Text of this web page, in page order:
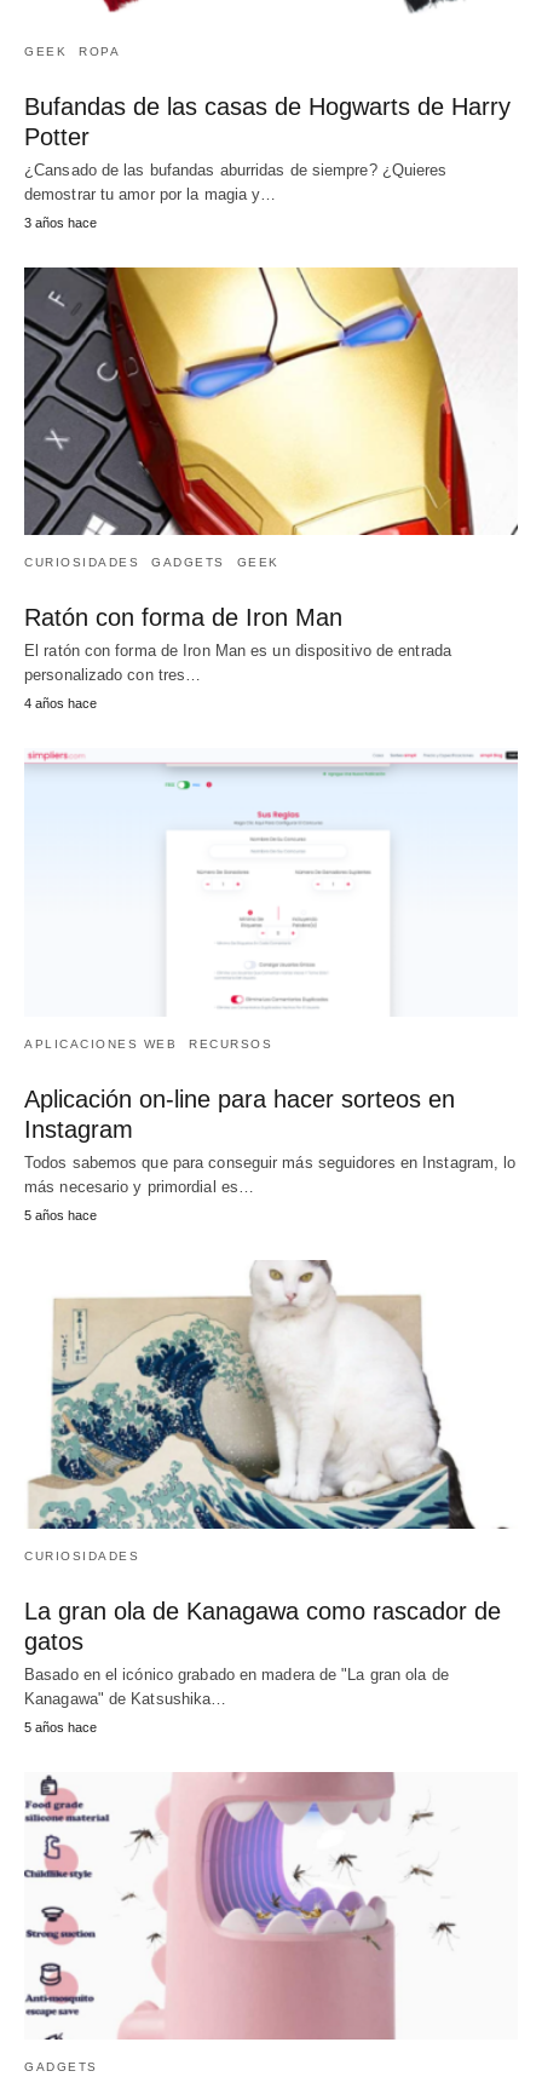
GEEK ROPA
Bufandas de las casas de Hogwarts de Harry
Potter
¿Cansado de las bufandas aburridas de siempre? ¿Quieres
demostrar tu amor por la magia y…
3 años hace
CURIOSIDADES GADGETS GEEK
Ratón con forma de Iron Man
El ratón con forma de Iron Man es un dispositivo de entrada
personalizado con tres…
4 años hace
APLICACIONES WEB RECURSOS
Aplicación on-line para hacer sorteos en
Instagram
Todos sabemos que para conseguir más seguidores en Instagram, lo
más necesario y primordial es…
5 años hace
CURIOSIDADES
La gran ola de Kanagawa como rascador de
gatos
Basado en el icónico grabado en madera de "La gran ola de
Kanagawa" de Katsushika…
5 años hace
GADGETS